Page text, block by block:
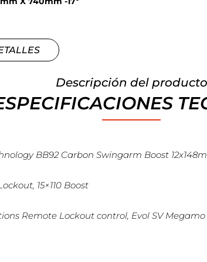
Descripción del producto
BB92 Carbon Swingarm Boost
15×110 Boost
Remote Lockout control, Evol SV